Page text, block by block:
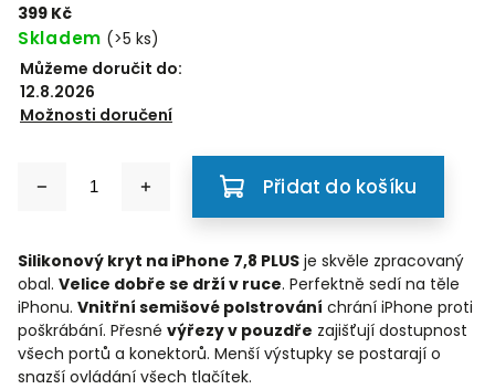
399 Kč
Skladem (>5 ks)
Můžeme doručit do:
12.8.2026
Možnosti doručení
Přidat do košíku
Silikonový kryt na iPhone 7,8 PLUS je skvěle zpracovaný
obal. Velice dobře se drží v ruce. Perfektně sedí na těle
iPhonu. Vnitřní semišové polstrování chrání iPhone proti
poškrábání. Přesné výřezy v pouzdře zajišťují dostupnost
všech portů a konektorů. Menší výstupky se postarají o
snazší ovládání všech tlačítek.